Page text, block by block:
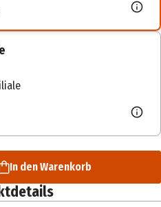
In den Warenkorb